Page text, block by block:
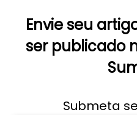
Envie seu
ser publicado
Submeta